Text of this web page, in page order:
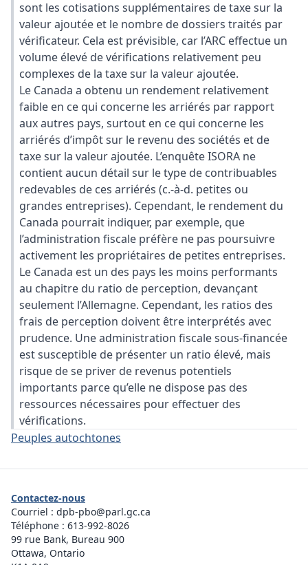
sont les cotisations supplémentaires de taxe sur la
valeur ajoutée et le nombre de dossiers traités par
vérificateur. Cela est prévisible, car l’ARC effectue un
volume élevé de vérifications relativement peu
complexes de la taxe sur la valeur ajoutée.
Le Canada a obtenu un rendement relativement
faible en ce qui concerne les arriérés par rapport
aux autres pays, surtout en ce qui concerne les
arriérés d’impôt sur le revenu des sociétés et de
taxe sur la valeur ajoutée. L’enquête ISORA ne
contient aucun détail sur le type de contribuables
redevables de ces arriérés (c.-à-d. petites ou
grandes entreprises). Cependant, le rendement du
Canada pourrait indiquer, par exemple, que
l’administration fiscale préfère ne pas poursuivre
activement les propriétaires de petites entreprises.
Le Canada est un des pays les moins performants
au chapitre du ratio de perception, devançant
seulement l’Allemagne. Cependant, les ratios des
frais de perception doivent être interprétés avec
prudence. Une administration fiscale sous-financée
est susceptible de présenter un ratio élevé, mais
risque de se priver de revenus potentiels
importants parce qu’elle ne dispose pas des
ressources nécessaires pour effectuer des
vérifications.
Peuples autochtones
Contactez-nous
Courriel : dpb-pbo@parl.gc.ca
Téléphone : 613-992-8026
99 rue Bank, Bureau 900
Ottawa, Ontario